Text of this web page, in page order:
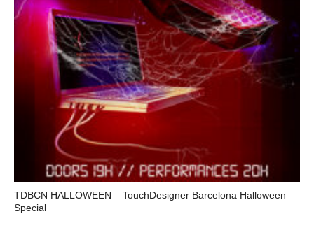
TDBCN HALLOWEEN – TouchDesigner Barcelona Halloween
Special